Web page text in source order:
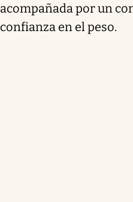
acompañada por un
confianza en el peso.